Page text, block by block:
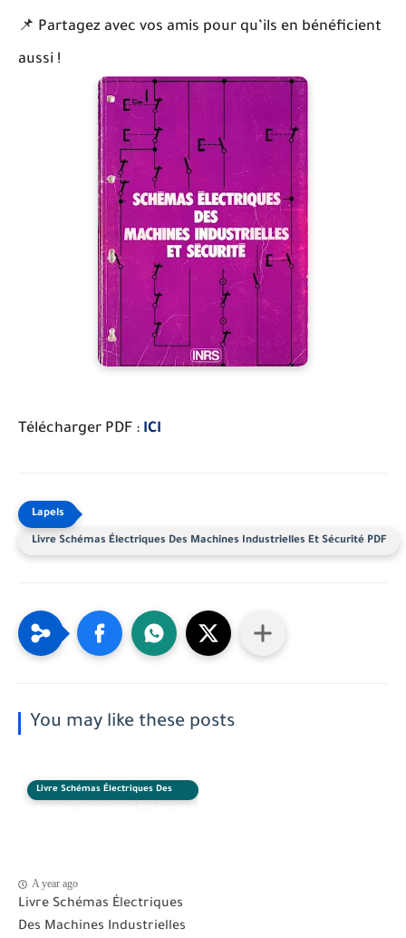
📌 Partagez avec vos amis pour qu’ils en bénéficient
aussi !
Télécharger PDF : ICI
Livre Schémas Électriques Des Machines Industrielles Et Sécurité PDF
You may like these posts
Livre Schémas Électriques Des
A year ago
Livre Schémas Électriques
Des Machines Industrielles